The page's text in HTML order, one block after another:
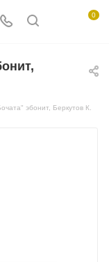
0
эбонит, Беркутов К.